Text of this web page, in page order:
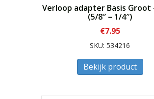
Verloop adapter Basis Groot
(5/8″ – 1/4″)
€7.95
SKU: 534216
Bekijk product